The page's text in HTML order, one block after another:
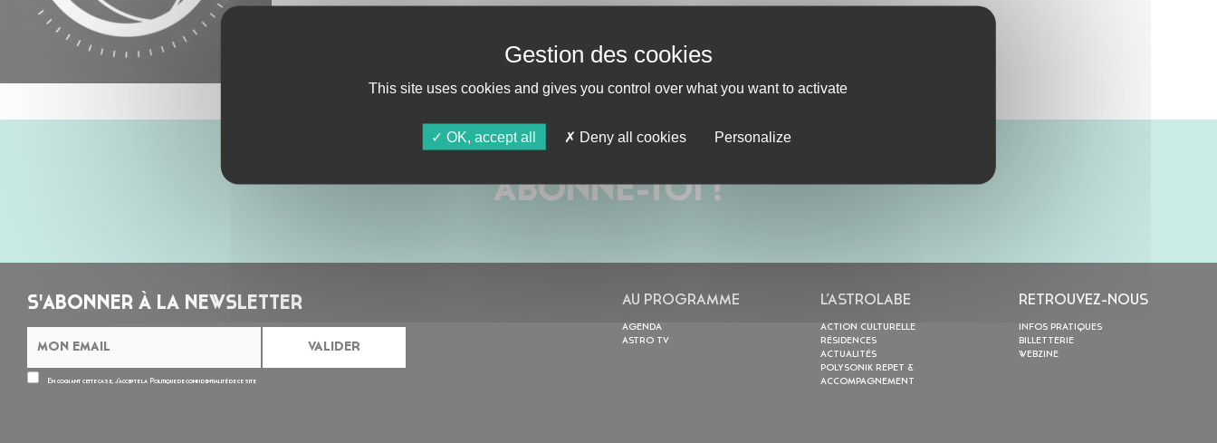
ABONNE-TOI !
S'ABONNER À LA NEWSLETTER
En cochant cette case, j’accepte la Politique de confidentialitéde ce site
AU PROGRAMME
AGENDA
ASTRO TV
L’ASTROLABE
ACTION CULTURELLE
RÉSIDENCES
ACTUALITÉS
POLYSONIK REPET &
ACCOMPAGNEMENT
RETROUVEZ-NOUS
INFOS PRATIQUES
BILLETTERIE
WEBZINE
This site uses cookies and gives you control over what you want to activate
OK, accept all Deny all cookies Personalize